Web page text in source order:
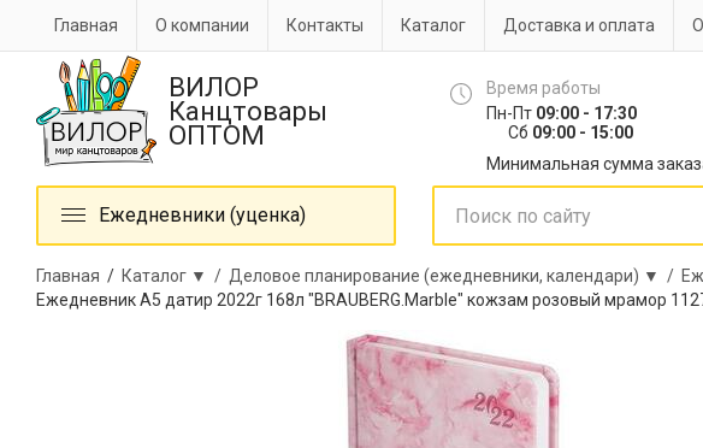
Главная О компании Контакты Каталог Доставка и оплата
ВИЛОР
Канцтовары
ОПТОМ
Время работы
Пн-Пт 09:00 - 17:30
Сб 09:00 - 15:00
Минимальная сумма
Ежедневники (уценка)
Главная / Каталог ▼ / Деловое планирование (ежедневники, календари) ▼ /
Ежедневник А5 датир 2022г 168л "BRAUBERG.Marble" кожзам розовый мрамор